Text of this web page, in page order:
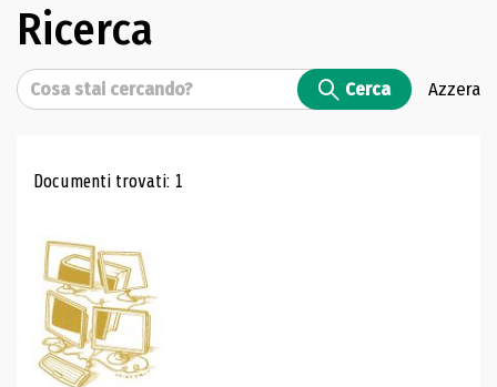
Ricerca
Cerca Cerca Azzera
Risultati di ricerca
Documenti trovati: 1